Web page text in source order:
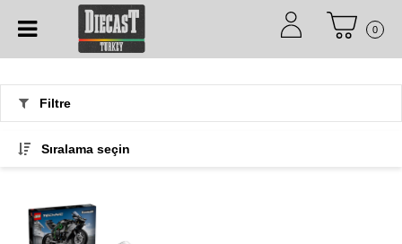
0
Filtre
Sıralama seçin